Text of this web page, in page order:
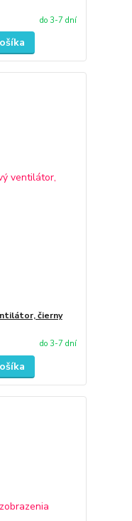
do 3-7 dní
čierny
do 3-7 dní